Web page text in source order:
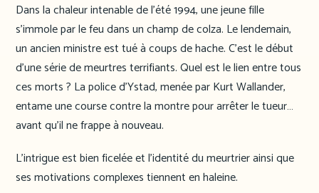
Dans la chaleur intenable de l’été 1994, une jeune fille
s’immole par le feu dans un champ de colza. Le lendemain,
un ancien ministre est tué à coups de hache. C’est le début
d’une série de meurtres terrifiants. Quel est le lien entre tous
ces morts ? La police d’Ystad, menée par Kurt Wallander,
entame une course contre la montre pour arrêter le tueur…
avant qu’il ne frappe à nouveau.
L’intrigue est bien ficelée et l’identité du meurtrier ainsi que
ses motivations complexes tiennent en haleine.